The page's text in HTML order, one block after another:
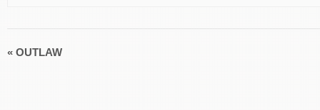
イ
« OUTLAW